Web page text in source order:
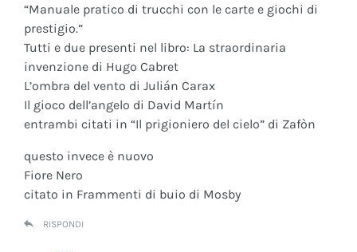
“Manuale pratico di trucchi con le carte e giochi di
prestigio.”
Tutti e due presenti nel libro: La straordinaria
invenzione di Hugo Cabret
L’ombra del vento di Julián Carax
Il gioco dell’angelo di David Martín
entrambi citati in “Il prigioniero del cielo” di Zafòn
questo invece è nuovo
Fiore Nero
citato in Frammenti di buio di Mosby
RISPONDI